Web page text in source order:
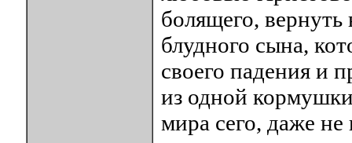
болящего, вернуть
блудного сына,
своего падения и
из одной
мира сего, даже